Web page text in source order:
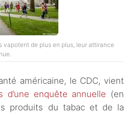
vapotent de plus en plus, leur attirance
américaine, le CDC, vient
d’une enquête annuelle (en
produits du tabac et de la